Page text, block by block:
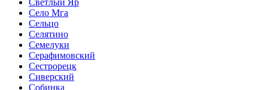
Село Мга
Сельцо
Селятино
Семелуки
Серафимовский
Сестрорецк
Сиверский
Собинка